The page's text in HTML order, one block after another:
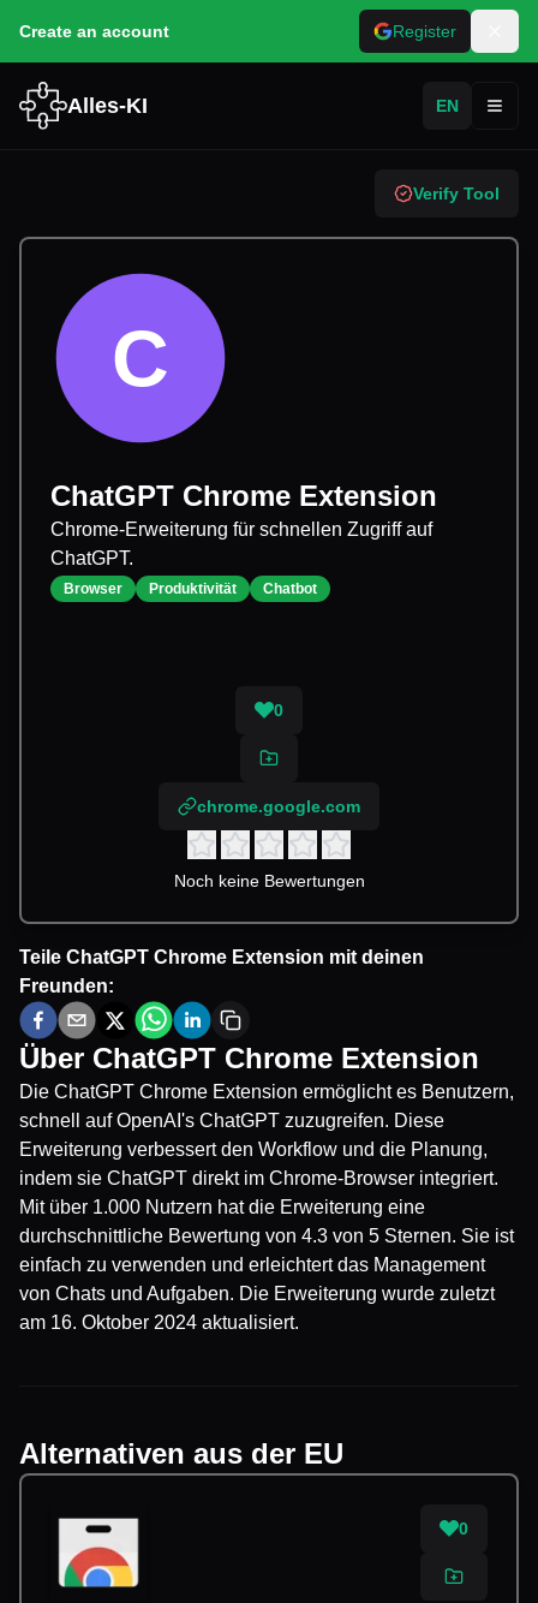
Create an account Register
Alles-KI EN
Verify Tool
C
ChatGPT Chrome Extension
Chrome-Erweiterung für schnellen Zugriff auf
ChatGPT.
Browser Produktivität Chatbot
0
chrome.google.com
Noch keine Bewertungen
Teile ChatGPT Chrome Extension mit deinen
Freunden:
Über ChatGPT Chrome Extension
Die ChatGPT Chrome Extension ermöglicht es Benutzern,
schnell auf OpenAI's ChatGPT zuzugreifen. Diese
Erweiterung verbessert den Workflow und die Planung,
indem sie ChatGPT direkt im Chrome-Browser integriert.
Mit über 1.000 Nutzern hat die Erweiterung eine
durchschnittliche Bewertung von 4.3 von 5 Sternen. Sie ist
einfach zu verwenden und erleichtert das Management
von Chats und Aufgaben. Die Erweiterung wurde zuletzt
am 16. Oktober 2024 aktualisiert.
Alternativen aus der EU
0